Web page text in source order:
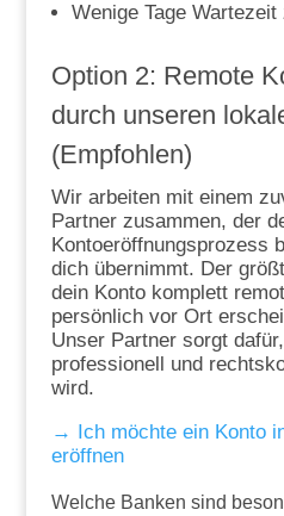
Wenige Tage
Option 2: Remote
durch unseren
(Empfohlen)
Wir arbeiten mit einem
Partner zusammen, der
Kontoeröffnungsprozess
dich übernimmt. Der
dein Konto komplett
persönlich vor Ort
Unser Partner sorgt
professionell und
wird.
→ Ich möchte ein Konto
eröffnen
Welche Banken sind